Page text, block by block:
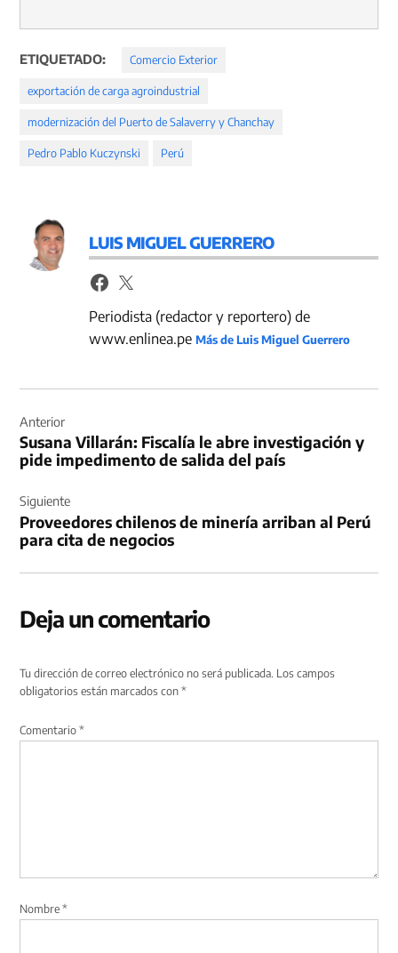
ETIQUETADO: Comercio Exterior
exportación de carga agroindustrial
modernización del Puerto de Salaverry y Chanchay
Pedro Pablo Kuczynski Perú
LUIS MIGUEL GUERRERO
Periodista (redactor y reportero) de
www.enlinea.peMás de Luis Miguel Guerrero
de
entradas
Anterior
Susana Villarán: Fiscalía le abre investigación y
pide impedimento de salida del país
Siguiente
Proveedores chilenos de minería arriban al Perú
para cita de negocios
Deja un comentario
Tu dirección de correo electrónico no será publicada. Los campos
obligatorios están marcados con*
Comentario*
Nombre*